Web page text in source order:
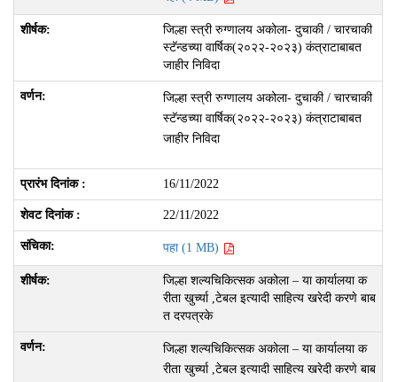
जिल्हा स्त्री रुग्णालय अकोला- दुचाकी / चारचाकी
स्टॅन्डच्या वार्षिक(२०२२-२०२३) कंत्राटाबाबत
जाहीर निविदा
जिल्हा स्त्री रुग्णालय अकोला- दुचाकी / चारचाकी
स्टॅन्डच्या वार्षिक(२०२२-२०२३) कंत्राटाबाबत
जाहीर निविदा
16/11/2022
22/11/2022
पहा (1 MB)
जिल्हा शल्यचिकित्सक अकोला – या कार्यालया क
रीता खुर्च्या ,टेबल इत्यादी साहित्य खरेदी करणे बाब
त दरपत्रके
जिल्हा शल्यचिकित्सक अकोला – या कार्यालया क
रीता खुर्च्या ,टेबल इत्यादी साहित्य खरेदी करणे बाब